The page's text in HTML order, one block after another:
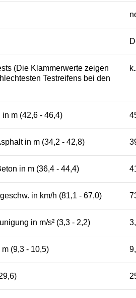
(Die Klammerwerte zeigen
Testreifens bei den
m (42,6 - 46,4)
in m (34,2 - 42,8)
in m (36,4 - 44,4)
in km/h (81,1 - 67,0)
in m/s² (3,3 - 2,2)
(9,3 - 10,5)